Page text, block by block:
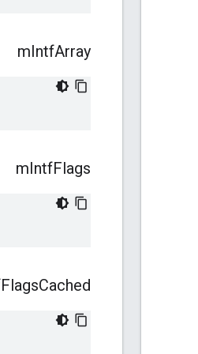
mIntfArray
mIntfFlags
FlagsCached